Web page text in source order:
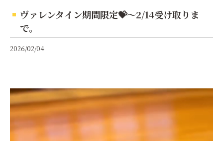
ヴァレンタイン期間限定💝〜2/14受け取りま
で。
2026/02/04